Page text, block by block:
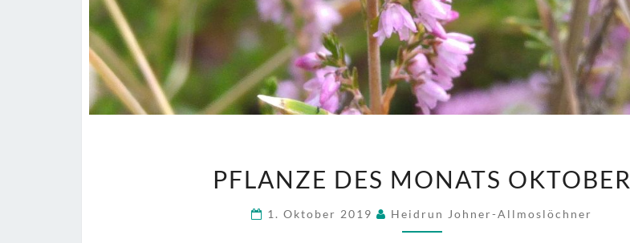
DES
MONATS
OKTOBER
PFLANZE DES MONATS OKTOBER
1. Oktober 2019 Heidrun Johner-Allmoslöchner